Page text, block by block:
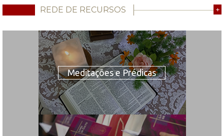
REDE DE RECURSOS +
Meditações e Prédicas